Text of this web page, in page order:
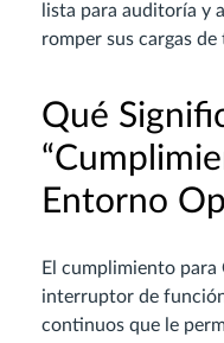
lista para auditoría y
romper sus cargas
Qué
Entorno
El cumplimiento para
interruptor de
continuos que le